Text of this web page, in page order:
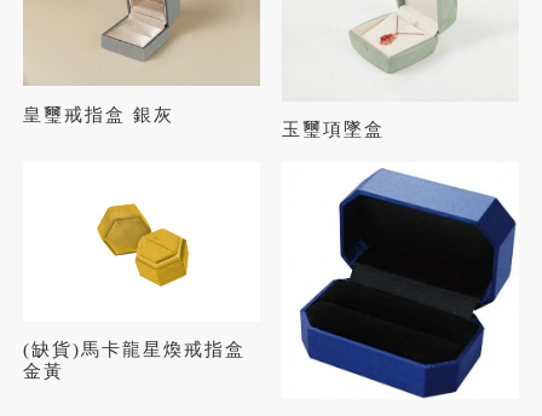
皇璽戒指盒 銀灰
玉璽項墜盒
(缺貨)馬卡龍星煥戒指盒
金黃